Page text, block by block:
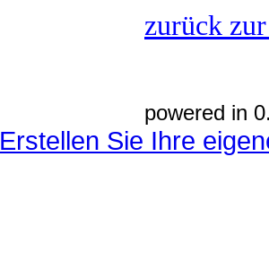
zurück
powered in
Erstellen Sie Ihre